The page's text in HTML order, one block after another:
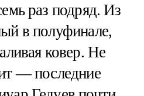
раз подряд. Из
в полуфинале,
ковер. Не
— последние